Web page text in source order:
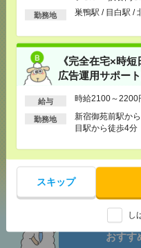
以上
勤務地 巣鴨駅 / 目白駅 /
《完全在宅×時
広告運用サポー
給与 時給2100～2200
勤務地
新宿御苑前駅か
目駅から徒歩4分
スキップ
し
メールで送る
あなたの閲覧
おすす